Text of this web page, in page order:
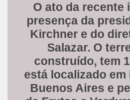
O ato da recente
presença da
Kirchner e do
Salazar. O
construído, tem
está localizado
Buenos Aires e